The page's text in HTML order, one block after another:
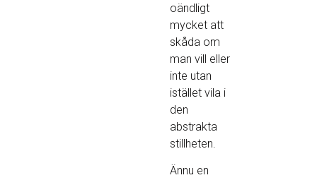
oändligt
mycket att
skåda om
man vill eller
inte utan
istället vila i
den
abstrakta
stillheten.
Ännu en